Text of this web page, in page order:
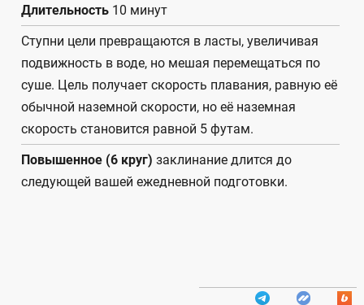
Длительность 10 минут
Ступни цели превращаются в ласты, увеличивая
подвижность в воде, но мешая перемещаться по
суше. Цель получает скорость плавания, равную её
обычной наземной скорости, но её наземная
скорость становится равной 5 футам.
Повышенное (6 круг) заклинание длится до
следующей вашей ежедневной подготовки.